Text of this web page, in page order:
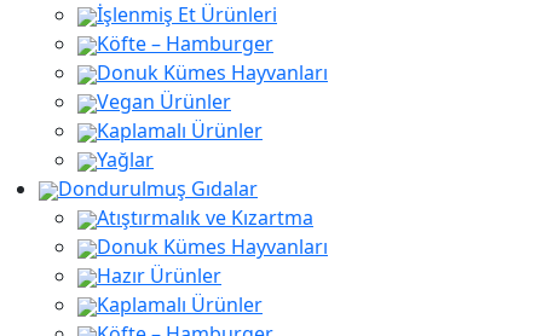
İşlenmiş Et Ürünleri
Köfte – Hamburger
Donuk Kümes Hayvanları
Vegan Ürünler
Kaplamalı Ürünler
Yağlar
Dondurulmuş Gıdalar
Atıştırmalık ve Kızartma
Donuk Kümes Hayvanları
Hazır Ürünler
Kaplamalı Ürünler